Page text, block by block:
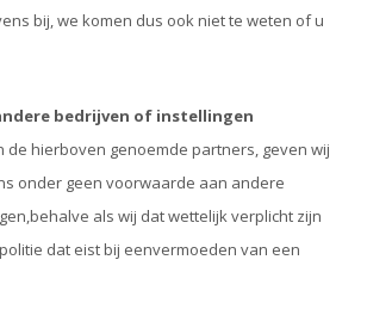
bij, we komen dus ook niet te weten of u
bedrijven of instellingen
de hierboven genoemde partners, geven wij
onder geen voorwaarde aan andere
als wij dat wettelijk verplicht zijn
dat eist bij eenvermoeden van een